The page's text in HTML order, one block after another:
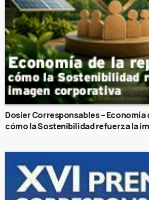
Dosier Corresponsables –
cómo la Sostenibilidad refuerza la